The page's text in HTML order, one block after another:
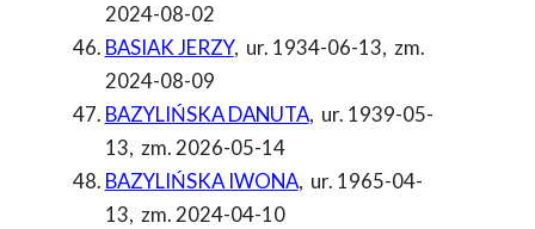
2024-08-02
BASIAK JERZY, ur. 1934-06-13, zm.
2024-08-09
BAZYLIŃSKA DANUTA, ur. 1939-05-
13, zm. 2026-05-14
BAZYLIŃSKA IWONA, ur. 1965-04-
13, zm. 2024-04-10